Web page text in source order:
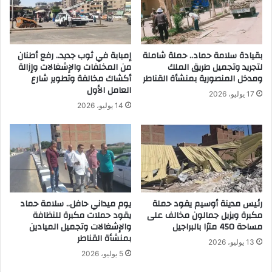
ع
إ
ز
ا
ل
د
ي
ا
ت
ب
ا
ل
ب
ن
ف
ا
ن
ا
ء
.
ه
ع
ب
د
ا
ل
ص
ا
د
ق
بقيادة سلامة حماد.. حملة شاملة
لتجريد وتجميل طريق الملك
ومدخل المنصورية بمنشأة القناطر
17 يوليو، 2026
إمبابة في ثوب جديد.. رفع أطنان
من المخلفات والإشغالات وإزالة
أكشاك مخالفة وتطوير شارع
العامل الأول
14 يوليو، 2026
رئيس مدينة أوسيم يقود حملة
مكبرة ويزيل جمالون مخالف على
مساحة 450 مترًا بالبراجيل
13 يوليو، 2026
يوم ميداني حافل.. سلامة حماد
يقود حملات مكبرة للنظافة
والإشغالات وتجميل الميادين
بمنشأة القناطر
5 يوليو، 2026